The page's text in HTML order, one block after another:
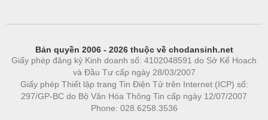
Bản quyền 2006 - 2026 thuộc về chodansinh.net
Giấy phép đăng ký Kinh doanh số: 4102048591 do Sở Kế Hoạch
và Đầu Tư cấp ngày 28/03/2007
Giấy phép Thiết lập trang Tin Điện Tử trên Internet (ICP) số:
297/GP-BC do Bộ Văn Hóa Thông Tin cấp ngày 12/07/2007
Phone: 028.6258.3536